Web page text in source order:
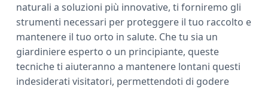
naturali a soluzioni più innovative, ti forniremo gli
strumenti necessari per proteggere il tuo raccolto e
mantenere il tuo orto in salute. Che tu sia un
giardiniere esperto o un principiante, queste
tecniche ti aiuteranno a mantenere lontani questi
indesiderati visitatori, permettendoti di godere